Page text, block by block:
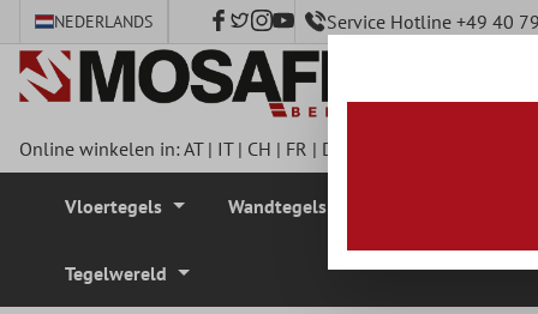
hoofdinhoud
NEDERLANDS Service Hotline +49 40
Online winkelen in:AT| IT| CH | FR | DE
Vloertegels Wandtegels
Tegelwereld